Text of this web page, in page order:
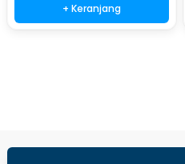
+ Keranjang